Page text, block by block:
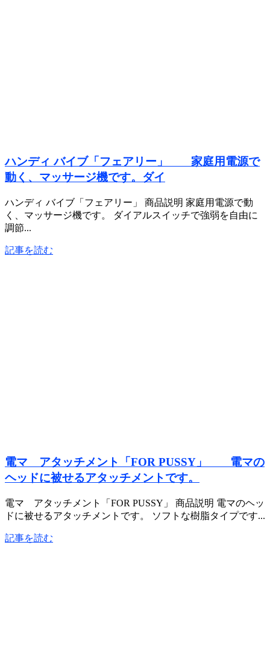
ハンディ バイブ「フェアリー」 家庭用電源で
動く、マッサージ機です。ダイ
ハンディ バイブ「フェアリー」 商品説明 家庭用電源で動
く、マッサージ機です。 ダイアルスイッチで強弱を自由に
調節...
記事を読む
電マ アタッチメント「FOR PUSSY」 電マの
ヘッドに被せるアタッチメントです。
電マ アタッチメント「FOR PUSSY」 商品説明 電マのヘッ
ドに被せるアタッチメントです。 ソフトな樹脂タイプです...
記事を読む